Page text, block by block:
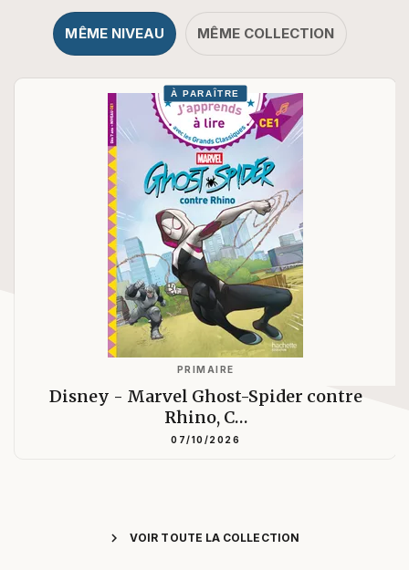
MÊME NIVEAU MÊME COLLECTION
À PARAÎTRE
PRIMAIRE
Disney - Marvel Ghost-Spider contre
Rhino, C…
07/10/2026
chevron_right VOIR TOUTE LA COLLECTION